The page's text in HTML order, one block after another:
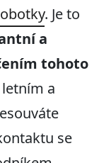
. Je to
a
tohoto
a
se